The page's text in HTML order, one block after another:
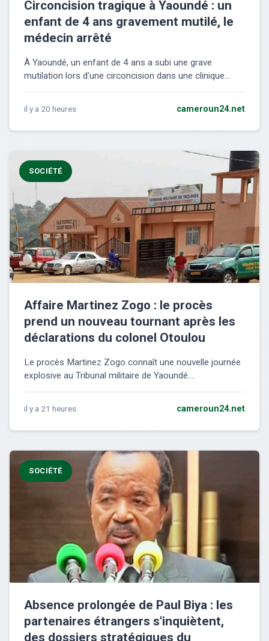
Circoncision tragique à Yaoundé : un
enfant de 4 ans gravement mutilé, le
médecin arrêté
À Yaoundé, un enfant de 4 ans a subi une grave
mutilation lors d'une circoncision dans une clinique...
il y a 20 heures cameroun24.net
SOCIÉTÉ
Affaire Martinez Zogo : le procès
prend un nouveau tournant après les
déclarations du colonel Otoulou
Le procès Martinez Zogo connaît une nouvelle journée
explosive au Tribunal militaire de Yaoundé....
il y a 21 heures cameroun24.net
SOCIÉTÉ
Absence prolongée de Paul Biya : les
partenaires étrangers s'inquiètent,
des dossiers stratégiques du